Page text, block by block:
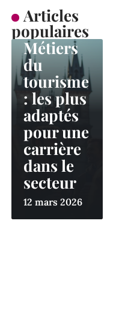
Articles
populaires
ACTUS
Métiers
du
tourisme
: les plus
adaptés
pour une
carrière
dans le
secteur
12 mars 2026